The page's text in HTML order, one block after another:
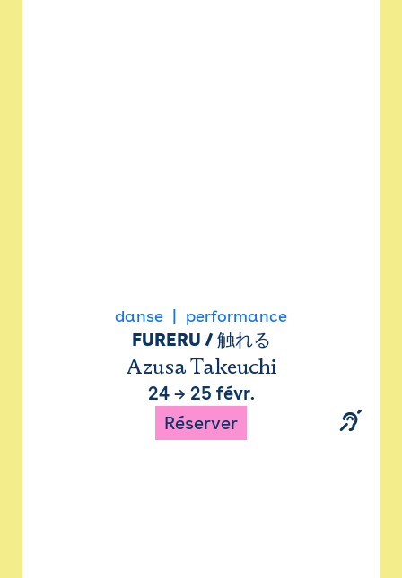
danse performance
FURERU / 触れる
Azusa Takeuchi
24→ 25 févr.
Réserver